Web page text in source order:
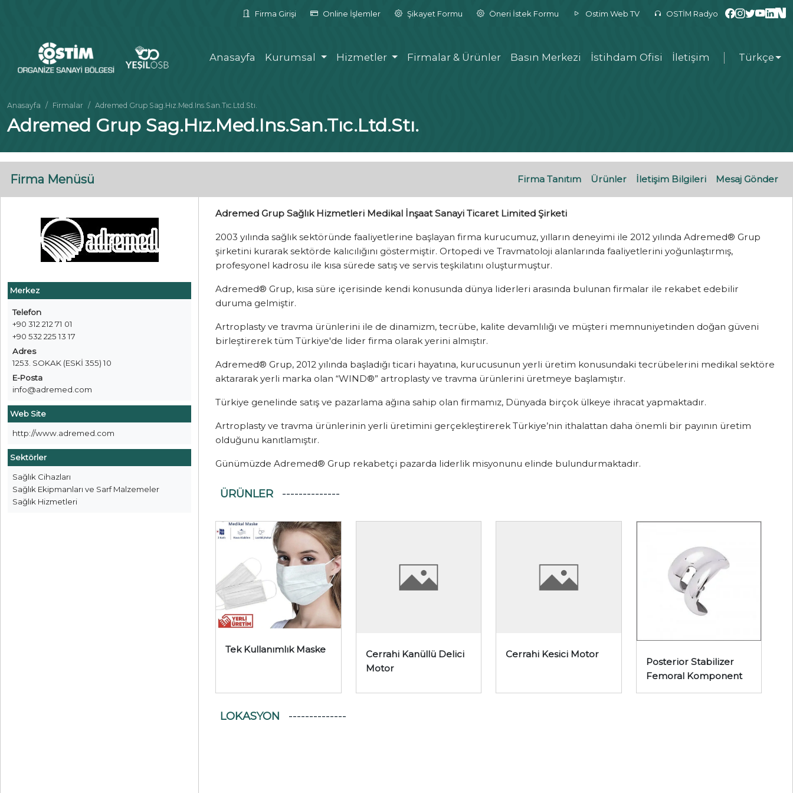
Firma Girişi Online İşlemler Şikayet Formu Öneri İstek Formu Ostim Web TV OSTİM Radyo
Anasayfa Kurumsal Hizmetler Firmalar & Ürünler Basın Merkezi İstihdam Ofisi İletişim Türkçe
Anasayfa Firmalar Adremed Grup Sag.Hız.Med.Ins.San.Tıc.Ltd.Stı.
Adremed Grup Sag.Hız.Med.Ins.San.Tıc.Ltd.Stı.
Firma Menüsü Firma Tanıtım Ürünler İletişim Bilgileri Mesaj Gönder
Merkez
Telefon
+90 312 212 71 01
+90 532 225 13 17
Adres
1253. SOKAK (ESKİ 355) 10
E-Posta
info@adremed.com
Web Site
http://www.adremed.com
Sektörler
Sağlık Cihazları
Sağlık Ekipmanları ve Sarf Malzemeler
Sağlık Hizmetleri
Adremed Grup Sağlık Hizmetleri Medikal İnşaat Sanayi Ticaret Limited Şirketi
2003 yılında sağlık sektöründe faaliyetlerine başlayan firma kurucumuz, yılların deneyimi ile 2012 yılında Adremed® Grup
şirketini kurarak sektörde kalıcılığını göstermiştir. Ortopedi ve Travmatoloji alanlarında faaliyetlerini yoğunlaştırmış,
profesyonel kadrosu ile kısa sürede satış ve servis teşkilatını oluşturmuştur.
Adremed® Grup, kısa süre içerisinde kendi konusunda dünya liderleri arasında bulunan firmalar ile rekabet edebilir
duruma gelmiştir.
Artroplasty ve travma ürünlerini ile de dinamizm, tecrübe, kalite devamlılığı ve müşteri memnuniyetinden doğan güveni
birleştirerek tüm Türkiye'de lider firma olarak yerini almıştır.
Adremed® Grup, 2012 yılında başladığı ticari hayatına, kurucusunun yerli üretim konusundaki tecrübelerini medikal sektöre
aktararak yerli marka olan “WIND®” artroplasty ve travma ürünlerini üretmeye başlamıştır.
Türkiye genelinde satış ve pazarlama ağına sahip olan firmamız, Dünyada birçok ülkeye ihracat yapmaktadır.
Artroplasty ve travma ürünlerinin yerli üretimini gerçekleştirerek Türkiye’nin ithalattan daha önemli bir payının üretim
olduğunu kanıtlamıştır.
Günümüzde Adremed® Grup rekabetçi pazarda liderlik misyonunu elinde bulundurmaktadır.
ÜRÜNLER
Tek Kullanımlık Maske
Cerrahi Kanüllü Delici
Motor
Cerrahi Kesici Motor
Posterior Stabilizer
Femoral Komponent
LOKASYON